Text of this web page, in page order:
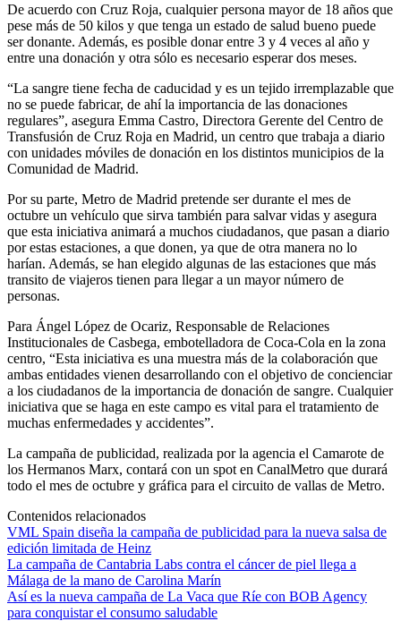
De acuerdo con Cruz Roja, cualquier persona mayor de 18 años que
pese más de 50 kilos y que tenga un estado de salud bueno puede
ser donante. Además, es posible donar entre 3 y 4 veces al año y
entre una donación y otra sólo es necesario esperar dos meses.
“La sangre tiene fecha de caducidad y es un tejido irremplazable que
no se puede fabricar, de ahí la importancia de las donaciones
regulares”, asegura Emma Castro, Directora Gerente del Centro de
Transfusión de Cruz Roja en Madrid, un centro que trabaja a diario
con unidades móviles de donación en los distintos municipios de la
Comunidad de Madrid.
Por su parte, Metro de Madrid pretende ser durante el mes de
octubre un vehículo que sirva también para salvar vidas y asegura
que esta iniciativa animará a muchos ciudadanos, que pasan a diario
por estas estaciones, a que donen, ya que de otra manera no lo
harían. Además, se han elegido algunas de las estaciones que más
transito de viajeros tienen para llegar a un mayor número de
personas.
Para Ángel López de Ocariz, Responsable de Relaciones
Institucionales de Casbega, embotelladora de Coca-Cola en la zona
centro, “Esta iniciativa es una muestra más de la colaboración que
ambas entidades vienen desarrollando con el objetivo de concienciar
a los ciudadanos de la importancia de donación de sangre. Cualquier
iniciativa que se haga en este campo es vital para el tratamiento de
muchas enfermedades y accidentes”.
La campaña de publicidad, realizada por la agencia el Camarote de
los Hermanos Marx, contará con un spot en CanalMetro que durará
todo el mes de octubre y gráfica para el circuito de vallas de Metro.
Contenidos relacionados
VML Spain diseña la campaña de publicidad para la nueva salsa de
edición limitada de Heinz
La campaña de Cantabria Labs contra el cáncer de piel llega a
Málaga de la mano de Carolina Marín
Así es la nueva campaña de La Vaca que Ríe con BOB Agency
para conquistar el consumo saludable